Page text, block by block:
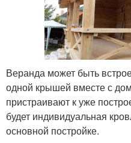
Веранда может быть
одной крышей вместе с
пристраивают к уже
будет индивидуальная
основной постройке.